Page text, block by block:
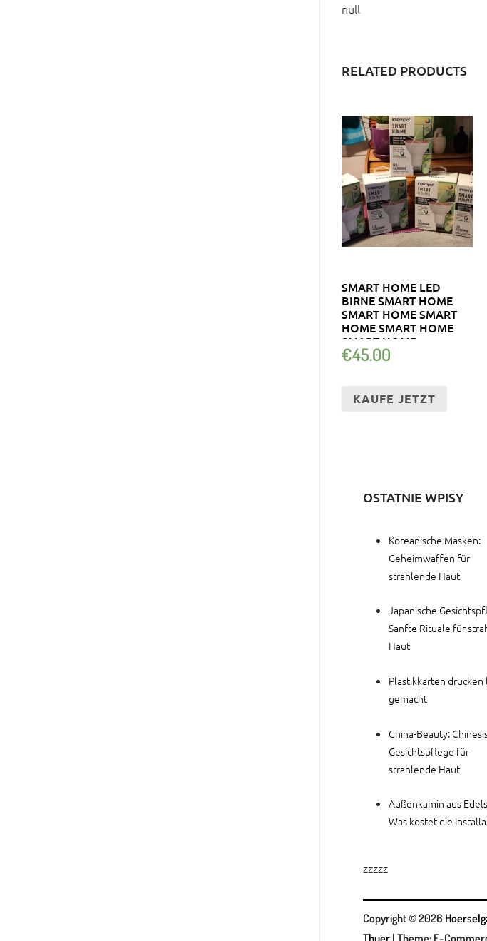
null
RELATED PRODUCTS
SMART HOME LED
BIRNE SMART HOME
SMART HOME SMART
HOME SMART HOME
SMART HOME
€45.00
KAUFE JETZT
OSTATNIE WPISY
Koreanische Masken:
Geheimwaffen für
strahlende Haut
Japanische
Sanfte Rituale für
Haut
Plastikkarten drucken
gemacht
China-Beauty:
Gesichtspflege für
strahlende Haut
Außenkamin aus
Was kostet die
zzzzz
Copyright © 2026